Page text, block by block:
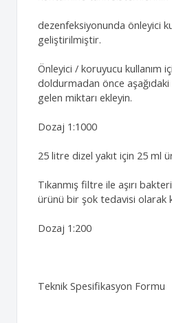
dezenfeksiyonunda önleyici
geliştirilmiştir.
Önleyici / koruyucu kullanım
doldurmadan önce aşağıdaki
gelen miktarı ekleyin.
Dozaj 1:1000
25 litre dizel yakıt için 25 ml
Tıkanmış filtre ile aşırı
ürünü bir şok tedavisi olarak
Dozaj 1:200
Teknik Spesifikasyon Formu